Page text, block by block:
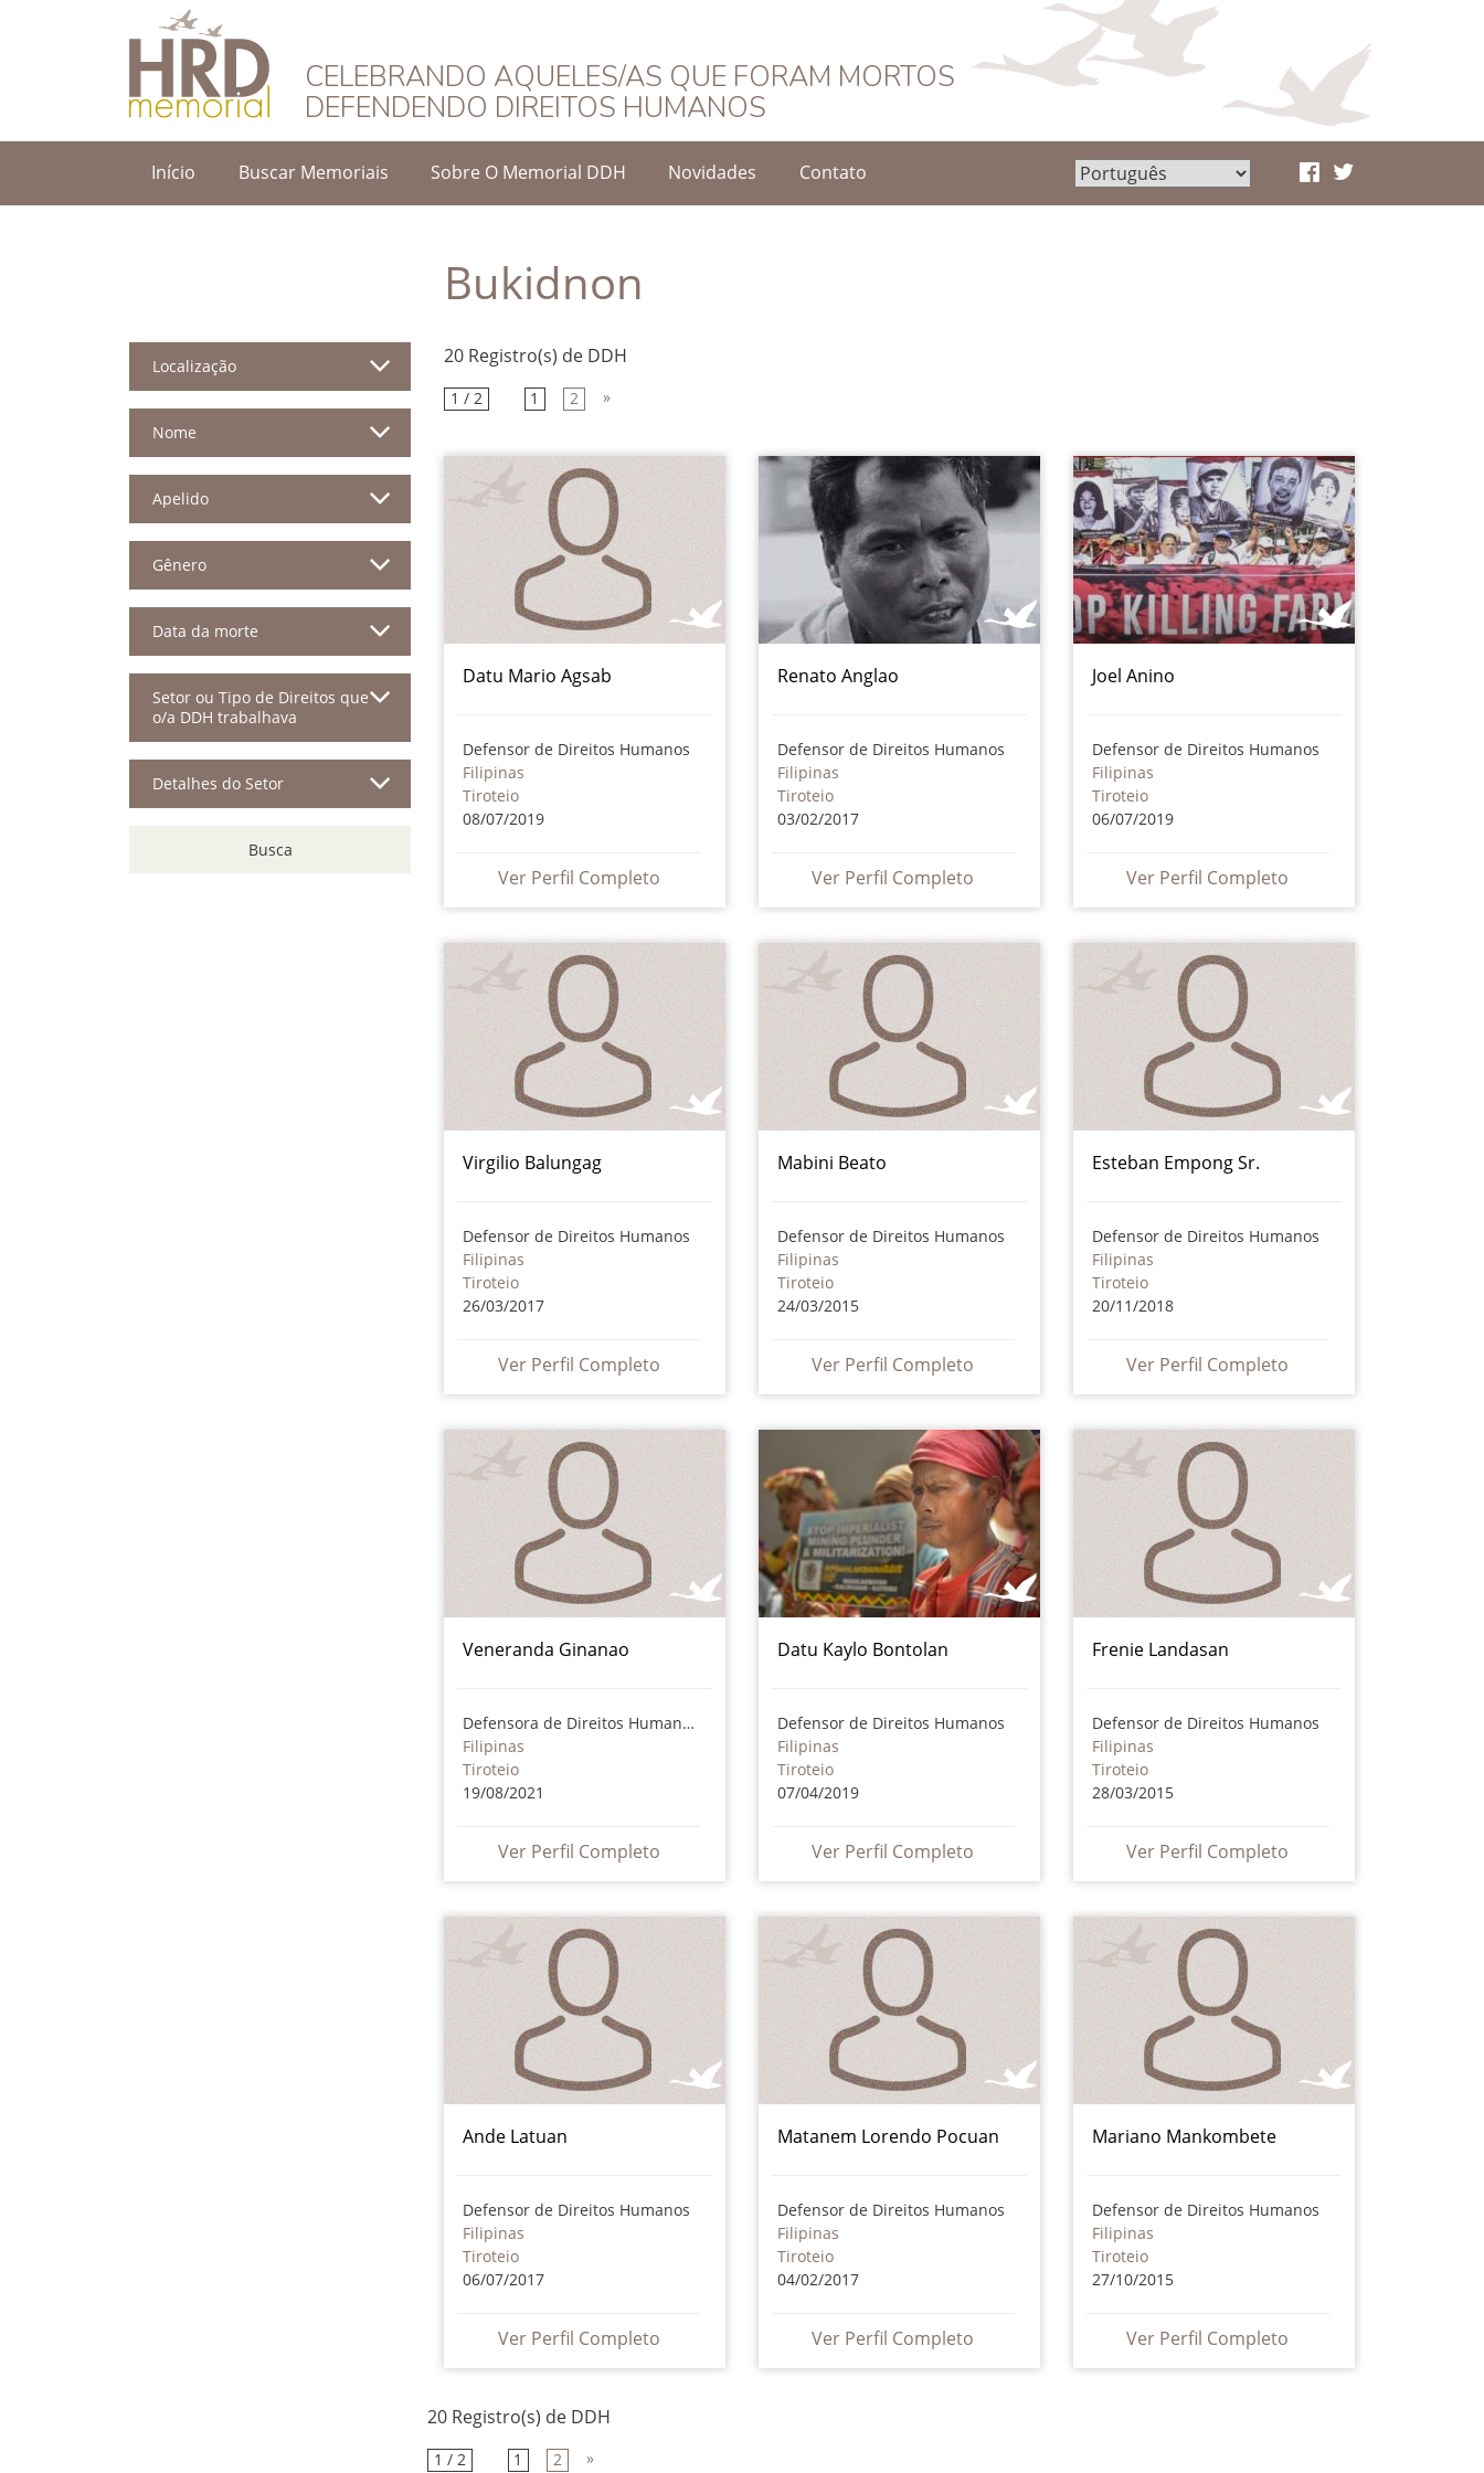
HRD Memorial – Português
CELEBRANDO AQUELES/AS QUE FORAM MORTOS
DEFENDENDO DIREITOS HUMANOS
Início Buscar Memoriais Sobre O Memorial DDH Novidades Contato
Bukidnon
Localização
Nome
Apelido
Gênero
Data da morte
Setor ou Tipo de Direitos que
o/a DDH trabalhava
Detalhes do Setor
Busca
20 Registro(s) de DDH
1 / 2 1 2 »
Datu Mario Agsab
Defensor de Direitos Humanos
Filipinas
Tiroteio
08/07/2019
Ver Perfil Completo
Renato Anglao
Defensor de Direitos Humanos
Filipinas
Tiroteio
03/02/2017
Ver Perfil Completo
Joel Anino
Defensor de Direitos Humanos
Filipinas
Tiroteio
06/07/2019
Ver Perfil Completo
Virgilio Balungag
Defensor de Direitos Humanos
Filipinas
Tiroteio
26/03/2017
Ver Perfil Completo
Mabini Beato
Defensor de Direitos Humanos
Filipinas
Tiroteio
24/03/2015
Ver Perfil Completo
Esteban Empong Sr.
Defensor de Direitos Humanos
Filipinas
Tiroteio
20/11/2018
Ver Perfil Completo
Veneranda Ginanao
Defensora de Direitos Humanos
Filipinas
Tiroteio
19/08/2021
Ver Perfil Completo
Datu Kaylo Bontolan
Defensor de Direitos Humanos
Filipinas
Tiroteio
07/04/2019
Ver Perfil Completo
Frenie Landasan
Defensor de Direitos Humanos
Filipinas
Tiroteio
28/03/2015
Ver Perfil Completo
Ande Latuan
Defensor de Direitos Humanos
Filipinas
Tiroteio
06/07/2017
Ver Perfil Completo
Matanem Lorendo Pocuan
Defensor de Direitos Humanos
Filipinas
Tiroteio
04/02/2017
Ver Perfil Completo
Mariano Mankombete
Defensor de Direitos Humanos
Filipinas
Tiroteio
27/10/2015
Ver Perfil Completo
20 Registro(s) de DDH
1 / 2 1 2 »